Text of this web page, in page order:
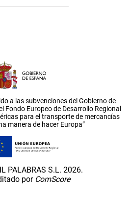
a las subvenciones del Gobierno de
Fondo Europeo de Desarrollo Regional
para el transporte de mercancías
manera de hacer Europa”
PALABRAS S.L. 2026.
por ComScore